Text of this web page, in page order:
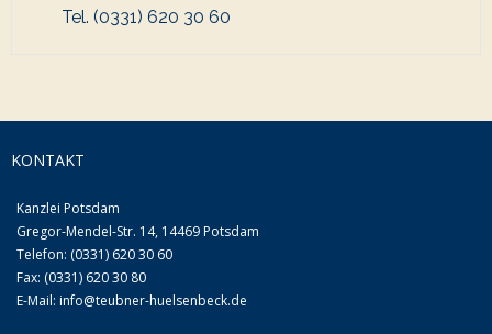
Tel. (0331) 620 30 60
KONTAKT
Kanzlei Potsdam
Gregor-Mendel-Str. 14, 14469 Potsdam
Telefon: (0331) 620 30 60
Fax: (0331) 620 30 80
E-Mail: info@teubner-huelsenbeck.de